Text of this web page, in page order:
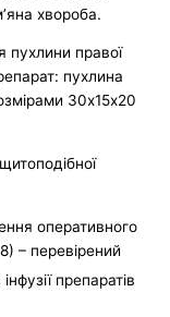
хвороба.
пухлини правої
пухлина
30х15х20
оперативного
– перевірений
препаратів